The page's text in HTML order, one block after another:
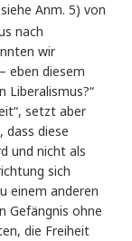
Anm. 5) von
nach
wir
eben diesem
setzt aber
dass diese
und nicht als
sich
einem anderen
Gefängnis ohne
die Freiheit